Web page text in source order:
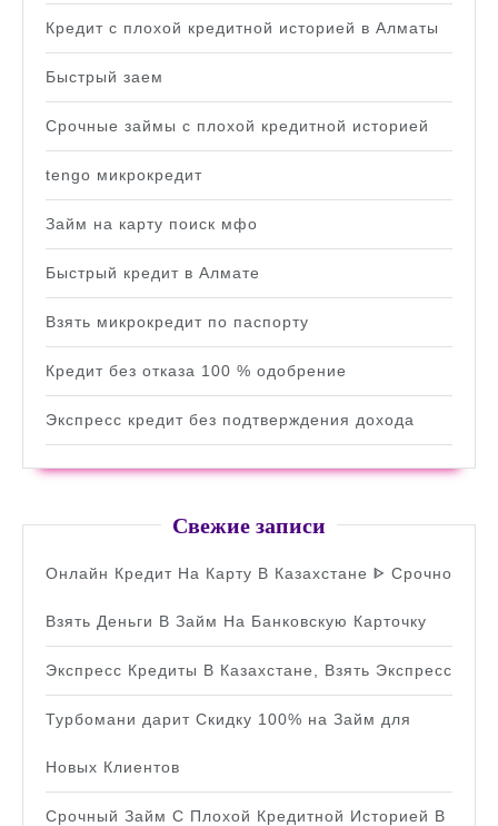
Кредит с плохой кредитной историей в Алматы
Быстрый заем
Срочные займы с плохой кредитной историей
tengo микрокредит
Займ на карту поиск мфо
Быстрый кредит в Алмате
Взять микрокредит по паспорту
Кредит без отказа 100 % одобрение
Экспресс кредит без подтверждения дохода
Свежие записи
Онлайн Кредит На Карту В Казахстане ᐈ Срочно
Взять Деньги В Займ На Банковскую Карточку
Экспресс Кредиты В Казахстане, Взять Экспресс
Турбомани дарит Скидку 100% на Займ для
Новых Клиентов
Срочный Займ С Плохой Кредитной Историей В